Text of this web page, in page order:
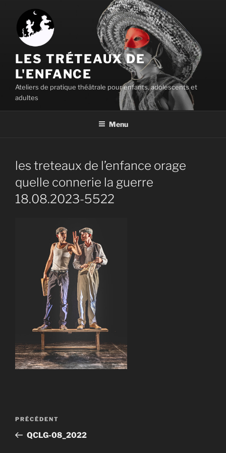
contenu
principal
LES TRÉTEAUX DE
L'ENFANCE
Ateliers de pratique théâtrale pour enfants, adolescents et
adultes
Menu
les treteaux de l’enfance orage
quelle connerie la guerre
18.08.2023-5522
Navigation
l’article
Article
précédent
PRÉCÉDENT
QCLG-08_2022